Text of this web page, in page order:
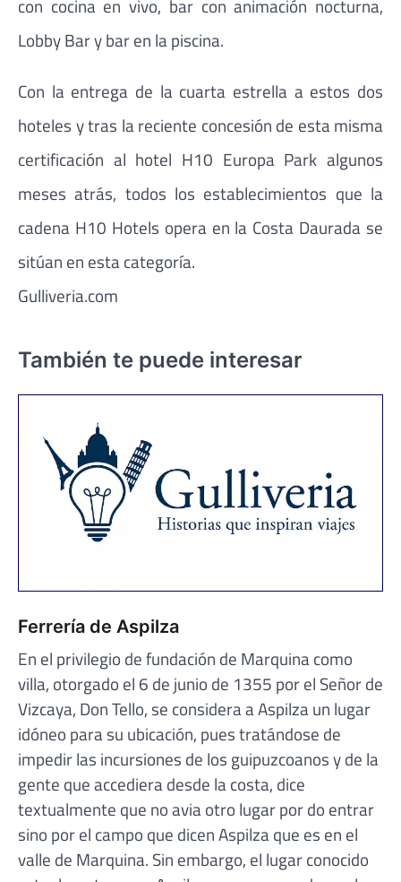
con cocina en vivo, bar con animación nocturna,
Lobby Bar y bar en la piscina.
Con la entrega de la cuarta estrella a estos dos
hoteles y tras la reciente concesión de esta misma
certificación al hotel H10 Europa Park algunos
meses atrás, todos los establecimientos que la
cadena H10 Hotels opera en la Costa Daurada se
sitúan en esta categoría.
Gulliveria.com
También te puede interesar
Ferrería de Aspilza
En el privilegio de fundación de Marquina como
villa, otorgado el 6 de junio de 1355 por el Señor de
Vizcaya, Don Tello, se considera a Aspilza un lugar
idóneo para su ubicación, pues tratándose de
impedir las incursiones de los guipuzcoanos y de la
gente que accediera desde la costa, dice
textualmente que no avia otro lugar por do entrar
sino por el campo que dicen Aspilza que es en el
valle de Marquina. Sin embargo, el lugar conocido